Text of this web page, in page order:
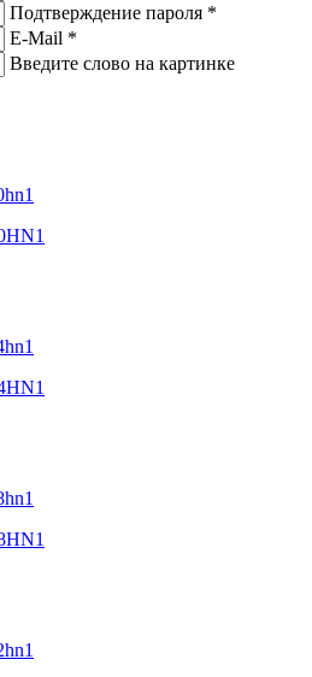
Подтверждение пароля *
E-Mail *
Введите слово на картинке